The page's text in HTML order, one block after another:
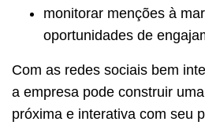
monitorar menções à
oportunidades de
Com as redes sociais bem
a empresa pode construir
próxima e interativa com seu